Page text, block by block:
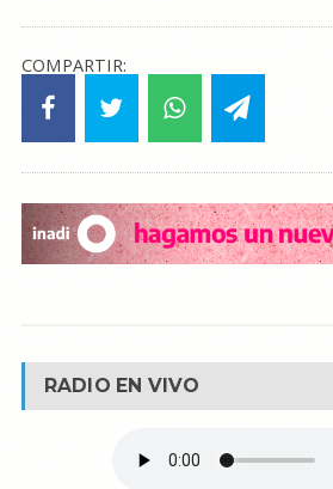
COMPARTIR:
RADIO EN VIVO